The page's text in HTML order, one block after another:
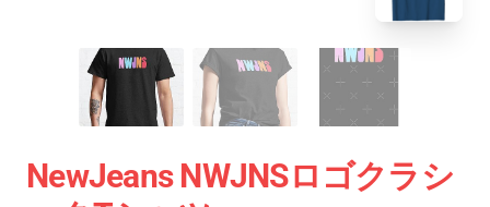
NewJeans NWJNSロゴクラシ